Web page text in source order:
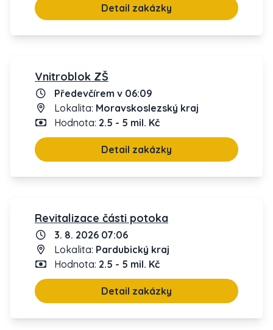
Detail zakázky
Vnitroblok ZŠ
Předevčírem v 06:09
Lokalita: Moravskoslezský kraj
Hodnota: 2.5 - 5 mil. Kč
Detail zakázky
Revitalizace části potoka
3. 8. 2026 07:06
Lokalita: Pardubický kraj
Hodnota: 2.5 - 5 mil. Kč
Detail zakázky